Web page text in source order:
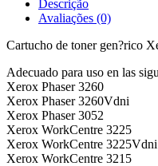
Compativel
Descrição
Avaliações (0)
Cartucho de toner gen?rico
Adecuado para uso en las
Xerox Phaser 3260
Xerox Phaser 3260Vdni
Xerox Phaser 3052
Xerox WorkCentre 3225
Xerox WorkCentre 3225Vdni
Xerox WorkCentre 3215